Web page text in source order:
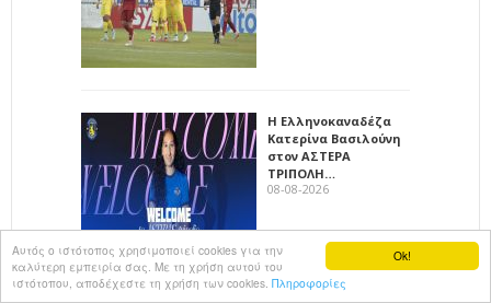
Ok!
Αυτός ο ιστότοπος χρησιμοποιεί cookies για την
καλύτερη εμπειρία σας. Με τη χρήση αυτού του
ιστότοπου, αποδέχεστε τη χρήση των cookies. Πληροφορίες
Η Ελληνοκαναδέζα
Κατερίνα Βασιλούνη
στον ΑΣΤΕΡΑ
ΤΡΙΠΟΛΗ…
08-08-2026